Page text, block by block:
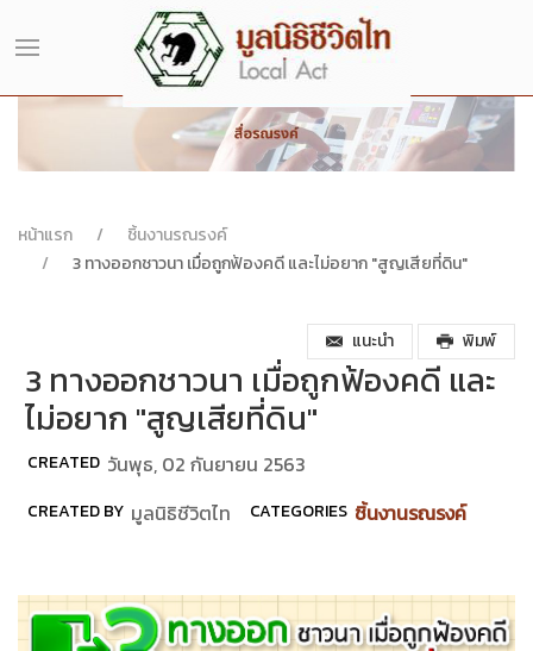
หน้าแรก
ชิ้นงานรณรงค์
3 ทางออกชาวนา เมื่อถูกฟ้องคดี และไม่อยาก "สูญเสียที่ดิน"
แนะนำ พิมพ์
3 ทางออกชาวนา เมื่อถูกฟ้องคดี และ
ไม่อยาก "สูญเสียที่ดิน"
CREATED วันพุธ, 02 กันยายน 2563
CREATED BY มูลนิธิชีวิตไท CATEGORIES ชิ้นงานรณรงค์